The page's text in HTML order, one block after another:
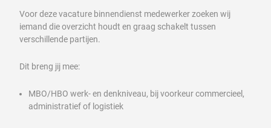
Voor deze vacature binnendienst medewerker zoeken wij
iemand die overzicht houdt en graag schakelt tussen
verschillende partijen.
Dit breng jij mee:
MBO/HBO werk- en denkniveau, bij voorkeur commercieel,
administratief of logistiek